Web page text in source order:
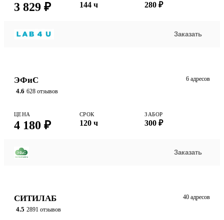
3 829 ₽ 144 ч 280 ₽
Заказать
ЭФиС
4.6 628 отзывов
6 адресов
ЦЕНА
4 180 ₽
СРОК
120 ч
ЗАБОР
300 ₽
Заказать
СИТИЛАБ
4.5 2891 отзывов
40 адресов